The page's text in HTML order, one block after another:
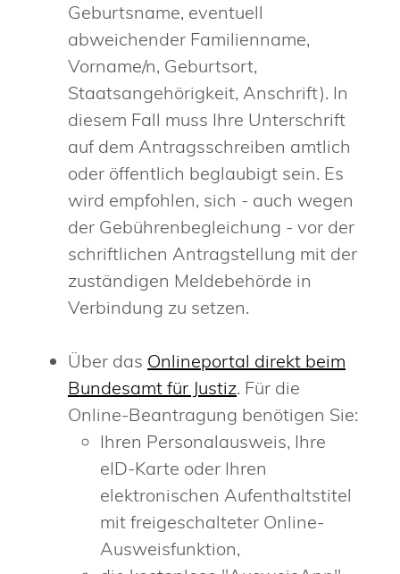
Geburtsname, eventuell
abweichender Familienname,
Vorname/n, Geburtsort,
Staatsangehörigkeit, Anschrift). In
diesem Fall muss Ihre Unterschrift
auf dem Antragsschreiben amtlich
oder öffentlich beglaubigt sein. Es
wird empfohlen, sich - auch wegen
der Gebührenbegleichung - vor der
schriftlichen Antragstellung mit der
zuständigen Meldebehörde in
Verbindung zu setzen.
Über das Onlineportal direkt beim
Bundesamt für Justiz. Für die
Online-Beantragung benötigen Sie:
Ihren Personalausweis, Ihre
eID-Karte oder Ihren
elektronischen Aufenthaltstitel
mit freigeschalteter Online-
Ausweisfunktion,